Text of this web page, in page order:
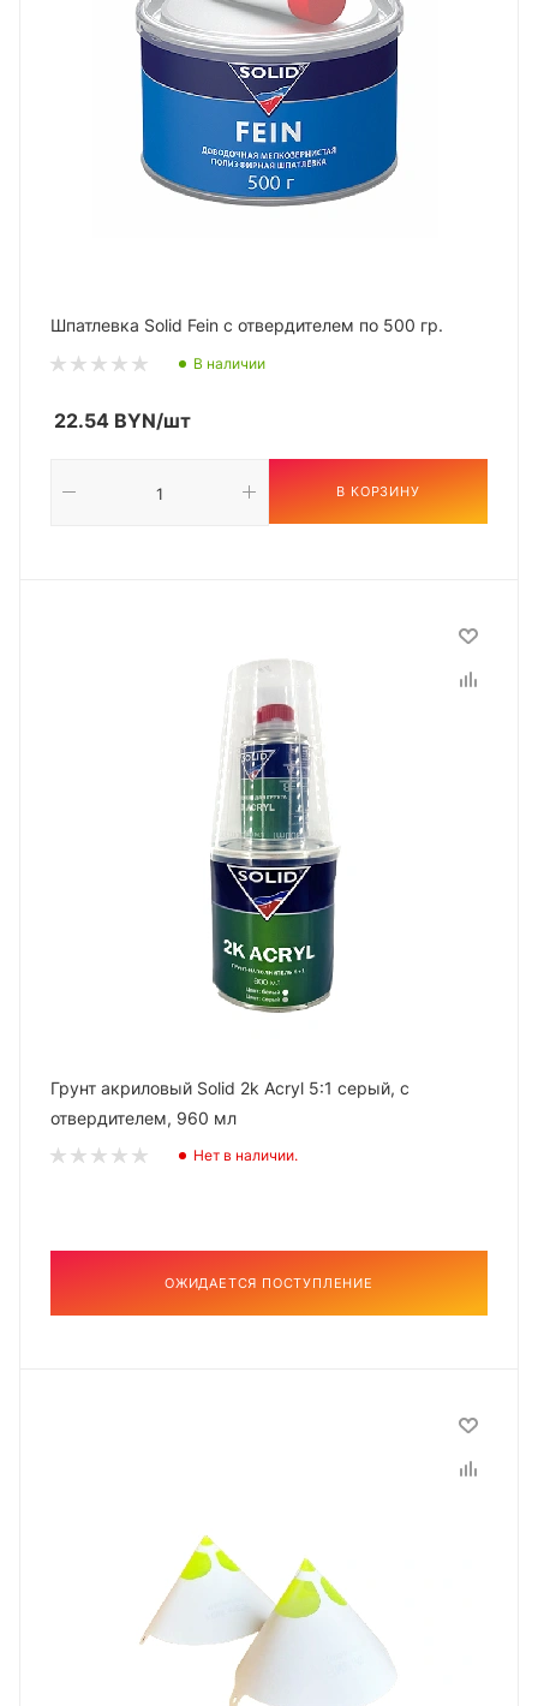
Шпатлевка Solid Fein с отвердителем по 500 гр.
В наличии
22.54 BYN/шт
В КОРЗИНУ
Грунт акриловый Solid 2k Acryl 5:1 серый, с
отвердителем, 960 мл
Нет в наличии.
ОЖИДАЕТСЯ ПОСТУПЛЕНИЕ